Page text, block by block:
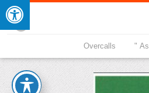
Overcalls